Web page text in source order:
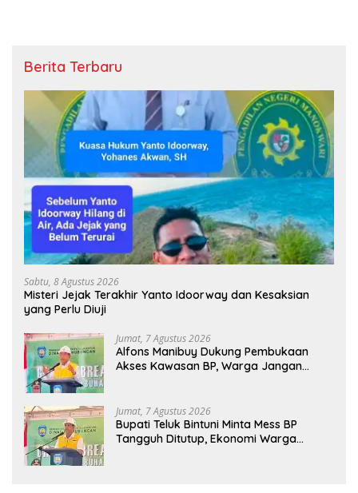
Berita Terbaru
Sabtu, 8 Agustus 2026
Misteri Jejak Terakhir Yanto Idoorway dan Kesaksian
yang Perlu Diuji
Jumat, 7 Agustus 2026
Alfons Manibuy Dukung Pembukaan
Akses Kawasan BP, Warga Jangan
Jumat, 7 Agustus 2026
Bupati Teluk Bintuni Minta Mess BP
Tangguh Ditutup, Ekonomi Warga